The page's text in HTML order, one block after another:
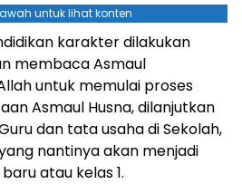
untuk lihat konten
karakter dilakukan
membaca Asmaul
untuk memulai proses
Asmaul Husna, dilanjutkan
dan tata usaha di Sekolah,
nantinya akan menjadi
atau kelas 1.